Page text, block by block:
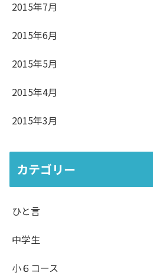
2015年7月
2015年6月
2015年5月
2015年4月
2015年3月
カテゴリー
ひと言
中学生
小６コース